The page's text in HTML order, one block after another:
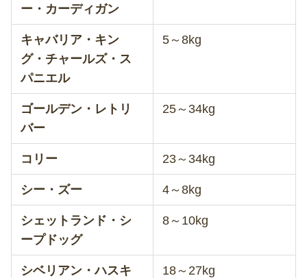
ー・カーディガン
キャバリア・キン
グ・チャールズ・ス
パニエル
5～8kg
ゴールデン・レトリ
バー
25～34kg
コリー 23～34kg
シー・ズー 4～8kg
シェットランド・シ
ープドッグ
8～10kg
シベリアン・ハスキ
18～27kg